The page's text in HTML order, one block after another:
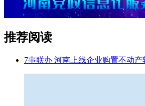
推荐阅读
7事联办 河南上线企业购置不动产